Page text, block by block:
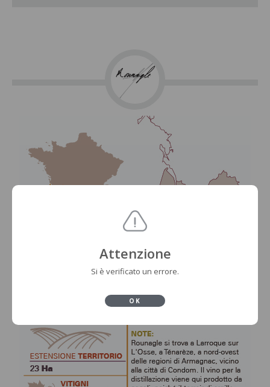
Attenzione
Si è verificato un errore.
OK